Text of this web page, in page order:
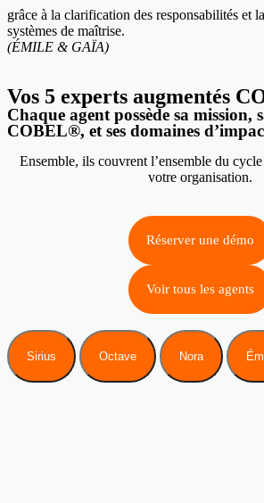
grâce à la clarification des responsabilités et
systèmes de maîtrise.
(ÉMILE & GAÏA)
Vos 5 experts augmentés
Chaque agent possède sa mission,
COBEL®, et ses domaines
Ensemble, ils couvrent l’ensemble du
votre organisation.
Réserver une démo
Voir tous les agents
Sirius Octave Nora